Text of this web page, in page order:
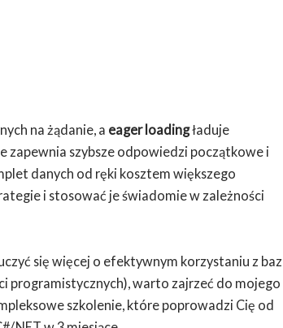
na żądanie, a eager loadingładuje
zapewnia szybsze odpowiedzi początkowe i
danych od ręki kosztem większego
i stosować je świadomie w zależności
się więcej o efektywnym korzystaniu z baz
programistycznych), warto zajrzeć do mojego
szkolenie, które poprowadzi Cię od